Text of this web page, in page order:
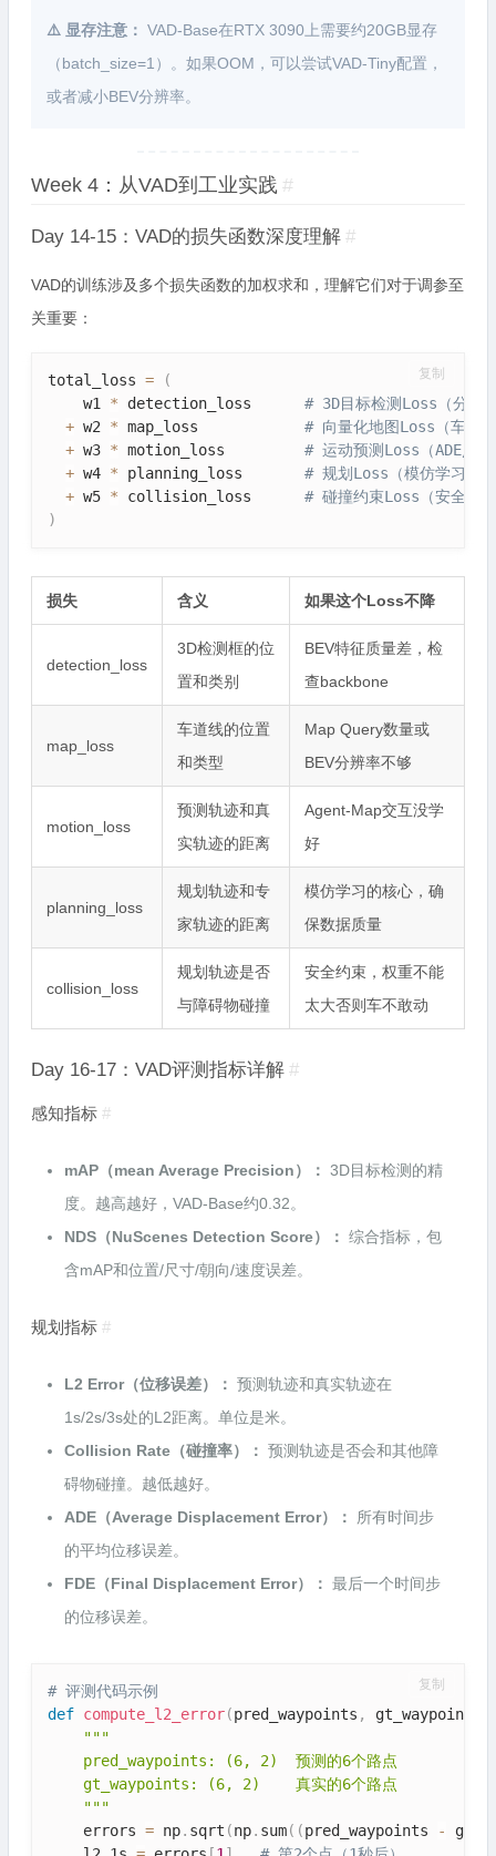
⚠️ 显存注意： VAD-Base在RTX 3090上需要约20GB显存
（batch_size=1）。如果OOM，可以尝试VAD-Tiny配置，
或者减小BEV分辨率。
Week 4：从VAD到工业实践 #
Day 14-15：VAD的损失函数深度理解 #
VAD的训练涉及多个损失函数的加权求和，理解它们对于调参至
关重要：
total_loss =
(
    w1
* detection_loss # 3D目标检测Loss（分类+
+ w2 * map_loss # 向量化地图Loss（车道
+ w3 * motion_loss # 运动预测Loss（ADE/
+ w4 * planning_loss # 规划Loss（模仿学习L1
+ w5 * collision_loss # 碰撞约束Loss（安全性）
)
复制
损失 含义 如果这个Loss不降
detection_loss
3D检测框的位
置和类别
BEV特征质量差，检
查backbone
map_loss
车道线的位置
和类型
Map Query数量或
BEV分辨率不够
motion_loss
预测轨迹和真
实轨迹的距离
Agent-Map交互没学
好
planning_loss
规划轨迹和专
家轨迹的距离
模仿学习的核心，确
保数据质量
collision_loss
规划轨迹是否
与障碍物碰撞
安全约束，权重不能
太大否则车不敢动
Day 16-17：VAD评测指标详解 #
感知指标 #
mAP（mean Average Precision）： 3D目标检测的精
度。越高越好，VAD-Base约0.32。
NDS（NuScenes Detection Score）： 综合指标，包
含mAP和位置/尺寸/朝向/速度误差。
规划指标 #
L2 Error（位移误差）： 预测轨迹和真实轨迹在
1s/2s/3s处的L2距离。单位是米。
Collision Rate（碰撞率）： 预测轨迹是否会和其他障
碍物碰撞。越低越好。
ADE（Average Displacement Error）：
所有时间步
的平均位移误差。
FDE（Final Displacement Error）： 最后一个时间步
的位移误差。
# 评测代码示例
def compute_l2_error(pred_waypoints , gt_waypoints
"""
    pred_waypoints: (6, 2)  预测的6个路点
    gt_waypoints: (6, 2)    真实的6个路点
    """
    errors
= np. sqrt (np. sum( (pred_waypoints -
复制